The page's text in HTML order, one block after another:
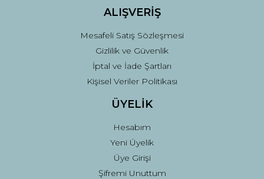
ALIŞVERİŞ
Mesafeli Satış Sözleşmesi
Gizlilik ve Güvenlik
İptal ve İade Şartları
Kişisel Veriler Politikası
ÜYELİK
Hesabım
Yeni Üyelik
Üye Girişi
Şifremi Unuttum